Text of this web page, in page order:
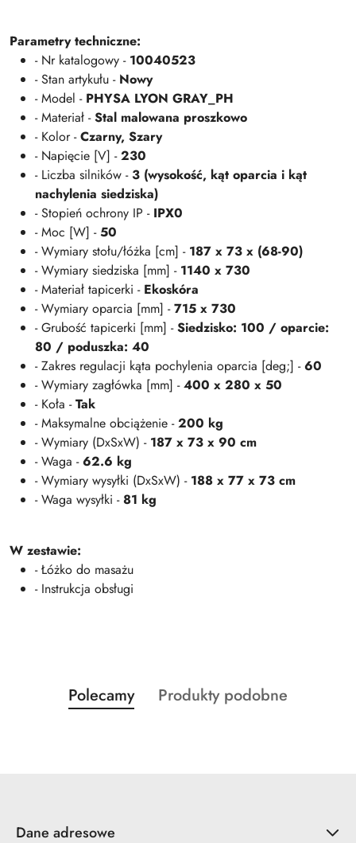
Parametry techniczne:
- Nr katalogowy - 10040523
- Stan artykułu - Nowy
- Model - PHYSA LYON GRAY_PH
- Materiał -Stal malowana proszkowo
- Kolor -Czarny, Szary
- Napięcie [V] -230
- Liczba silników -3 (wysokość, kąt oparcia i kąt
nachylenia siedziska)
- Stopień ochrony IP - IPX0
- Moc [W] -50
- Wymiary stołu/łóżka [cm] - 187 x 73 x (68-90)
- Wymiary siedziska [mm] - 1140 x 730
- Materiał tapicerki - Ekoskóra
- Wymiary oparcia [mm] -715 x 730
- Grubość tapicerki [mm] -Siedzisko: 100 / oparcie:
80 / poduszka: 40
- Zakres regulacji kąta pochylenia oparcia [deg;] -60
- Wymiary zagłówka [mm] -400 x 280 x 50
- Koła -Tak
- Maksymalne obciążenie -200 kg
- Wymiary (DxSxW) - 187 x 73 x 90 cm
- Waga -62.6 kg
- Wymiary wysyłki (DxSxW) - 188 x 77 x 73 cm
- Waga wysyłki -81 kg
W zestawie:
- Łóżko do masażu
- Instrukcja obsługi
Pomiń karuzelę produktów
Produkty
o
Polecamy
Produkty
Produkty podobne
Dane adresowe